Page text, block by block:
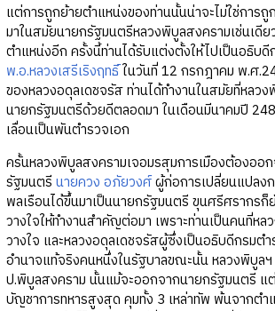
แต่การถูกย้ายตำแหน่งของท่านนั้นน่าจะไม่ใช่การถู
มาในสมัยนายกรัฐมนตรีหลวงพิบูลสงครามเช่นเดี
ตำแหน่งอีก ครั้งนี้ท่านได้รับแต่งตั้งให้ไปเป็นอธิบ
พ.อ.หลวงเสรีเริงฤทธ์ในวันที่ 12 กรกฎาคม พ.ศ
ของหลวงอดุลเดชจรัส ท่านได้ทำงานในสมัยที่หลว
นายกรัฐมนตรีด้วยดีตลอดมา ในเดือนมีนาคมปี
เลื่อนเป็นพันตำรวจเอก
ครั้นหลวงพิบูลสงครามเจอมรสุมการเมืองต้องออ
รัฐมนตรี นายควง อภัยวงศ์ผู้ก่อการเปลี่ยนแปลง
พลเรือนได้ขึ้นมาเป็นนายกรัฐมนตรี ขุนศรีศรากรก็
วางใจให้ทำงานสำคัญต่อมา เพราะท่านเป็นคนที่หล
วางใจ และหลวงอดุลเดชจรัสผู้ซึ่งเป็นอธิบดีกรมต
อำนาจแท้จริงคนหนึ่งในรัฐบาลขณะนั้น หลวงพิบูล
ป.พิบูลสงคราม นั้นแม้จะออกจากนายกรัฐมนตรี แ
บัญชาการทหารสูงสุด คุมทั้ง 3 เหล่าทัพ พ้นจากตำ